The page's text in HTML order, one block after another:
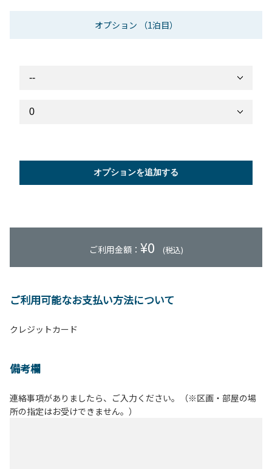
オプション （1泊目）
オプションを追加する
ご利用金額： ¥0 (税込)
ご利用可能なお支払い方法について
クレジットカード
備考欄
連絡事項がありましたら、ご入力ください。（※区画・部屋の場
所の指定はお受けできません。）